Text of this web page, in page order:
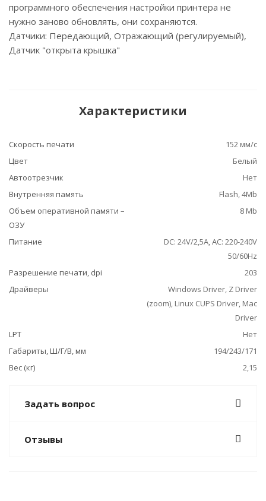
программного обеспечения настройки принтера не
нужно заново обновлять, они сохраняются.
Датчики: Передающий, Отражающий (регулируемый),
Датчик "открыта крышка"
Характеристики
Скорость печати
152 мм/с
Цвет
Белый
Автоотрезчик
Нет
Внутренняя память
Flash, 4Мb
Объем оперативной памяти –
ОЗУ
8 Mb
Питание
DC: 24V/2,5A, АС: 220-240V
50/60Hz
Разрешение печати, dpi
203
Драйверы
Windows Driver, Z Driver
(zoom), Linux CUPS Driver, Mac
Driver
LPT
Нет
Габариты, Ш/Г/В, мм
194/243/171
Вес (кг)
2,15
Задать вопрос
Отзывы